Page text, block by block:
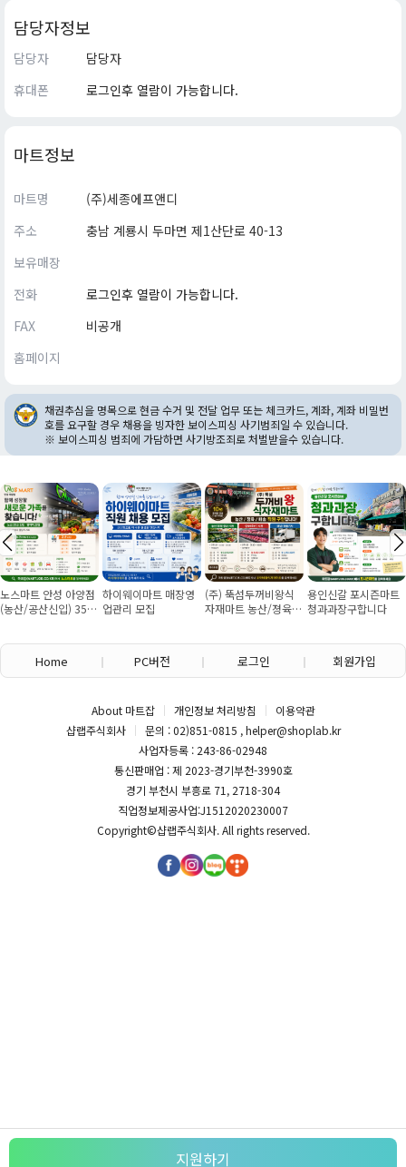
담당자정보
담당자
담당자
휴대폰
로그인후 열람이 가능합니다.
마트정보
마트명
(주)세종에프앤디
주소
충남 계룡시 두마면 제1산단로 40-13
보유매장
전화
로그인후 열람이 가능합니다.
FAX
비공개
홈페이지
채권추심을 명목으로 현금 수거 및 전달 업무 또는 체크카드, 계좌, 계좌 비밀번
호를 요구할 경우 채용을 빙자한 보이스피싱 사기범죄일 수 있습니다.
※ 보이스피싱 범죄에 가담하면 사기방조죄로 처벌받을수 있습니다.
지원하기
노스마트 안성 아양점
(농산/공산신입) 355
하이웨이마트 매장영
업관리 모집
(주) 뚝섬두꺼비왕식
자재마트 농산/졍육/
용인신갈 포시즌마트
청과과장구합니다
Home PC버전 로그인 회원가입
About 마트잡 개인정보 처리방침
이용약관
샵랩주식회사
문의 : 02)851-0815 , helper@shoplab.kr
사업자등록 : 243-86-02948
통신판매업 : 제 2023-경기부천-3990호
경기 부천시 부흥로 71, 2718-304
직업정보제공사업:J1512020230007
Copyright©샵랩주식회사. All rights reserved.